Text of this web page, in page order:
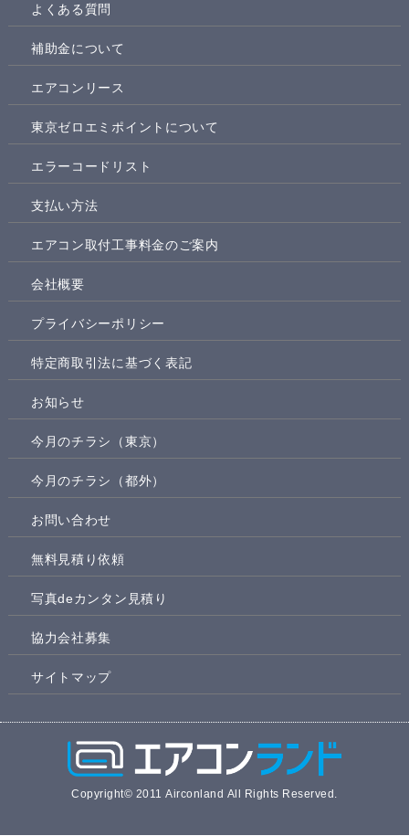
よくある質問
補助金について
エアコンリース
東京ゼロエミポイントについて
エラーコードリスト
支払い方法
エアコン取付工事料金のご案内
会社概要
プライバシーポリシー
特定商取引法に基づく表記
お知らせ
今月のチラシ（東京）
今月のチラシ（都外）
お問い合わせ
無料見積り依頼
写真deカンタン見積り
協力会社募集
サイトマップ
Copyright© 2011 Airconland All Rights Reserved.